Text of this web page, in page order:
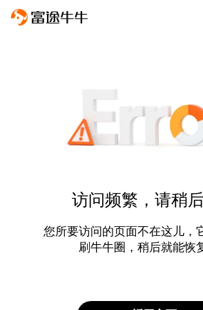
访问频繁，请稍
您所要访问的页面不在这儿，
刷牛牛圈，稍后就能恢